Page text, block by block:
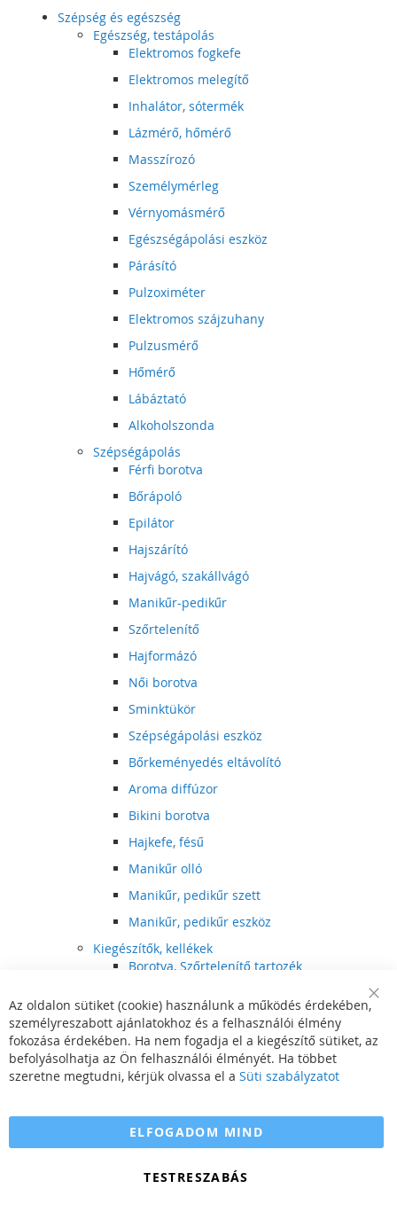
Szépség és egészség
Egészség, testápolás
Elektromos fogkefe
Elektromos melegítő
Inhalátor, sótermék
Lázmérő, hőmérő
Masszírozó
Személymérleg
Vérnyomásmérő
Egészségápolási eszköz
Párásító
Pulzoximéter
Elektromos szájzuhany
Pulzusmérő
Hőmérő
Lábáztató
Alkoholszonda
Szépségápolás
Férfi borotva
Bőrápoló
Epilátor
Hajszárító
Hajvágó, szakállvágó
Manikűr-pedikűr
Szőrtelenítő
Hajformázó
Női borotva
Sminktükör
Szépségápolási eszköz
Bőrkeményedés eltávolító
Aroma diffúzor
Bikini borotva
Hajkefe, fésű
Manikűr olló
Manikűr, pedikűr szett
Manikűr, pedikűr eszköz
Kiegészítők, kellékek
Borotva, Szőrtelenítő tartozék
Illóolaj
Szépségápolási kellék
Hajvágó tartozék
Egészségápolási kellék
Hajvágó kiegészítő
Szórakoztató elektronika
Bar
Az oldalon sütiket (cookie) használunk a működés érdekében,
személyreszabott ajánlatokhoz és a felhasználói élmény
fokozása érdekében. Ha nem fogadja el a kiegészítő sütiket, az
befolyásolhatja az Ön felhasználói élményét. Ha többet
szeretne megtudni, kérjük olvassa el a Süti szabályzatot
ELFOGADOM MIND
TESTRESZABÁS